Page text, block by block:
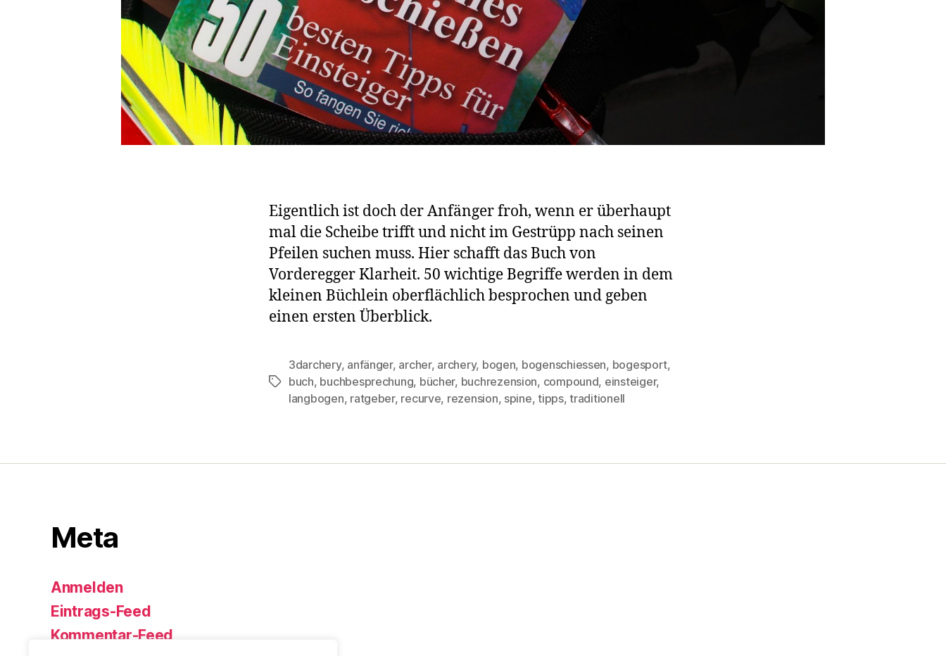
Eigentlich ist doch der Anfänger froh, wenn er überhaupt
mal die Scheibe trifft und nicht im Gestrüpp nach seinen
Pfeilen suchen muss. Hier schafft das Buch von
Vorderegger Klarheit. 50 wichtige Begriffe werden in dem
kleinen Büchlein oberflächlich besprochen und geben
einen ersten Überblick.
Schlagwörter
3darchery, anfänger, archer, archery, bogen, bogenschiessen, bogesport,
buch, buchbesprechung, bücher, buchrezension, compound, einsteiger,
langbogen, ratgeber, recurve, rezension, spine,tipps,traditionell
Meta
Anmelden
Eintrags-Feed
Kommentar-Feed